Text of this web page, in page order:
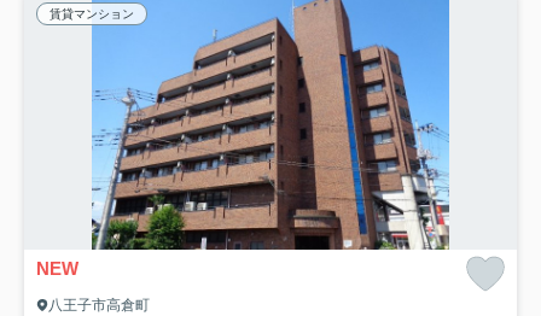
賃貸マンション
NEW
八王子市高倉町